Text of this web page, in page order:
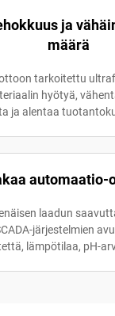
ja
määrä
tarkoitettu
hyötyä,
ja alentaa
automaatio-
laadun
järjestelmien
lämpötilaa, pH-